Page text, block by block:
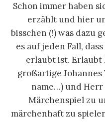
Schon immer haben
erzählt und hier
bisschen (!) was dazu
es auf jeden Fall,
erlaubt ist. Erlaubt
großartige
name…) und Herr
Märchenspiel zu
märchenhaft zu